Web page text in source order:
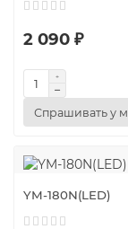
2 090 ₽
Спрашивать у
YM-180N(LED)